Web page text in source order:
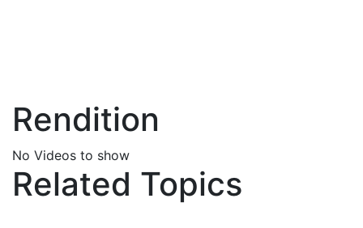
Rendition
No Videos to show
Related Topics